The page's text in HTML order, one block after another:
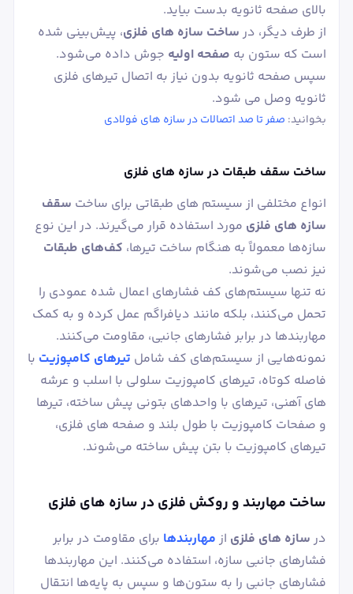
بالای صفحه ثانویه بدست بیاید.
از طرف دیگر، در ساخت سازه‌ های فلزی، پیش‌بینی شده
است که ستون به صفحه اولیه جوش داده می‌شود.
سپس صفحه ثانویه بدون نیاز به اتصال تیرهای فلزی
ثانویه وصل می شود.
بخوانید: صفر تا صد اتصالات در سازه های فولادی
ساخت سقف طبقات در سازه های فلزی
انواع مختلفی از سیستم های طبقاتی برای ساخت سقف
سازه های فلزی مورد استفاده قرار می‌گیرند. در این نوع
سازه‌ها معمولاً به هنگام ساخت تیرها، کف‌های طبقات
نیز نصب می‌شوند.
نه تنها سیستم‌های کف فشارهای اعمال شده عمودی را
تحمل می‌کنند، بلکه مانند دیافراگم عمل کرده و به کمک
مهاربندها در برابر فشارهای جانبی، مقاومت می‌کنند.
نمونه‌هایی از سیستم‌های کف شامل تیرهای کامپوزیت با
فاصله کوتاه، تیرهای کامپوزیت سلولی با اسلب و عرشه
های آهنی، تیرهای با واحدهای بتونی پیش ساخته، تیرها
و صفحات کامپوزیت با طول بلند و صفحه های فلزی،
تیرهای کامپوزیت با بتن پیش ساخته می‌شوند.
ساخت مهاربند و روکش فلزی در سازه های فلزی
در سازه های فلزی از مهاربندها برای مقاومت در برابر
فشارهای جانبی سازه، استفاده می‌کنند. این مهاربندها
فشارهای جانبی را به ستون‌ها و سپس به پایه‌ها انتقال